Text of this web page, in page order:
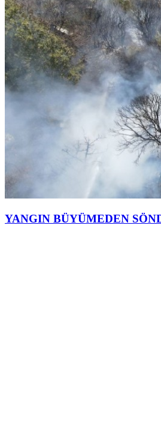
YANGIN BÜYÜMEDEN